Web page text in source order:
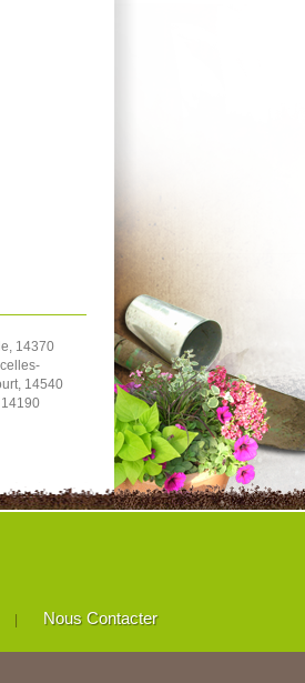
14370
14540
Nous Contacter